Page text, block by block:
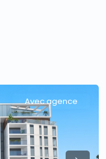
Avec agence